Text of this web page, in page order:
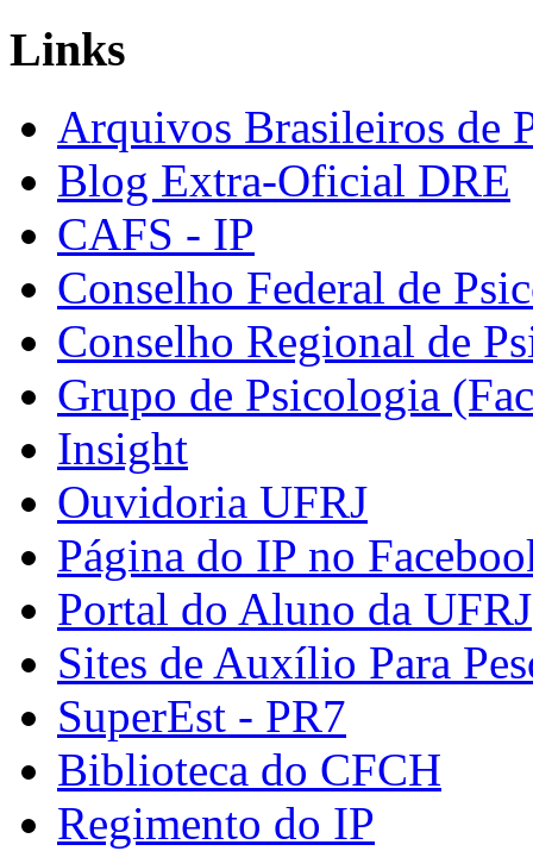
Links
Arquivos Brasileiros de
Blog Extra-Oficial DRE
CAFS - IP
Conselho Federal de
Conselho Regional de
Grupo de Psicologia
Insight
Ouvidoria UFRJ
Página do IP no
Portal do Aluno da UFRJ
Sites de Auxílio Para
SuperEst - PR7
Biblioteca do CFCH
Regimento do IP